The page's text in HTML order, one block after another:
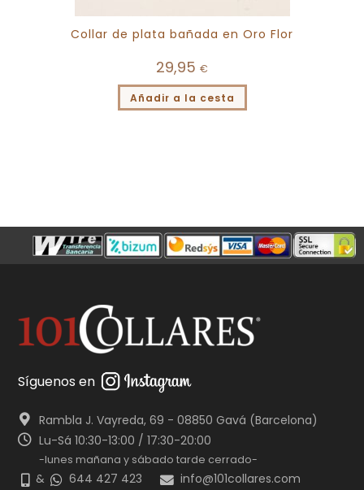
Collar de plata bañada en Oro Flor
29,95 €
Añadir a la cesta
Síguenos en
Rambla J. Vayreda, 69 - 08850 Gavá (Barcelona)
Lu-Sá 10:30-13:00 / 17:30-20:00
-lunes mañana y sábado tarde cerrado-
& 644 427 423 info@101collares.com